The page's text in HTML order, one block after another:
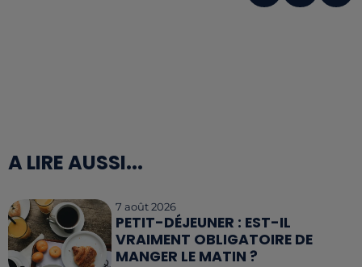
A LIRE AUSSI...
7 août 2026
PETIT-DÉJEUNER : EST-IL
VRAIMENT OBLIGATOIRE DE
MANGER LE MATIN ?